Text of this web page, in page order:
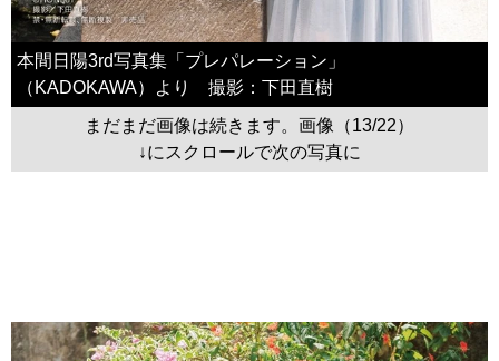
本間日陽3rd写真集「プレパレーション」
（KADOKAWA）より 撮影：下田直樹
まだまだ画像は続きます。画像（13/22）
↓にスクロールで次の写真に